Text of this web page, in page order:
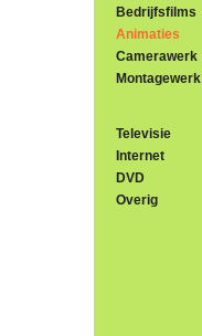
Bedrijfsfilms
Animaties
Camerawerk
Montagewerk
Televisie
Internet
DVD
Overig